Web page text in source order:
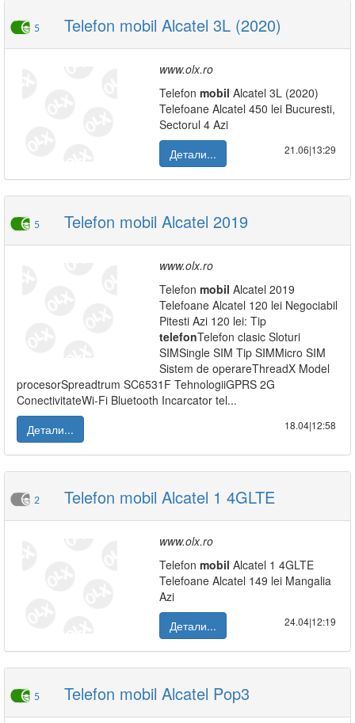
5 Telefon mobil Alcatel 3L (2020)
www.olx.ro
Telefon mobil Alcatel 3L (2020)
Telefoane Alcatel 450 lei Bucuresti,
Sectorul 4 Azi
Детали...
21.06|13:29
5 Telefon mobil Alcatel 2019
www.olx.ro
Telefon mobil Alcatel 2019
Telefoane Alcatel 120 lei Negociabil
Pitesti Azi 120 lei: Tip
telefonTelefon clasic Sloturi
SIMSingle SIM Tip SIMMicro SIM
Sistem de operareThreadX Model
procesorSpreadtrum SC6531F TehnologiiGPRS 2G
ConectivitateWi-Fi Bluetooth Incarcator tel...
Детали...
18.04|12:58
2 Telefon mobil Alcatel 1 4GLTE
www.olx.ro
Telefon mobil Alcatel 1 4GLTE
Telefoane Alcatel 149 lei Mangalia
Azi
Детали...
24.04|12:19
5 Telefon mobil Alcatel Pop3